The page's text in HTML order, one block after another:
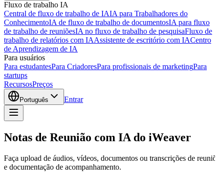
Fluxo de trabalho IA
Central de fluxo de trabalho de IAIA para Trabalhadores do
ConhecimentoIA de fluxo de trabalho de documentosIA para fluxo
de trabalho de reuniõesIA no fluxo de trabalho de pesquisaFluxo de
trabalho de relatórios com IAAssistente de escritório com IACentro
de Aprendizagem de IA
Para usuários
Para estudantesPara CriadoresPara profissionais de marketingPara
startups
RecursosPreços
Português Entrar
Notas de Reunião com IA do iWeaver
Faça upload de áudios, vídeos, documentos ou transcrições de
e documentação de acompanhamento.